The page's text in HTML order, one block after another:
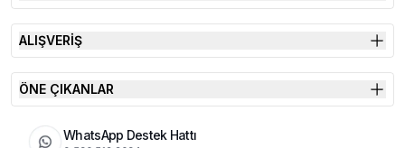
ALIŞVERİŞ
ÖNE ÇIKANLAR
WhatsApp Destek Hattı